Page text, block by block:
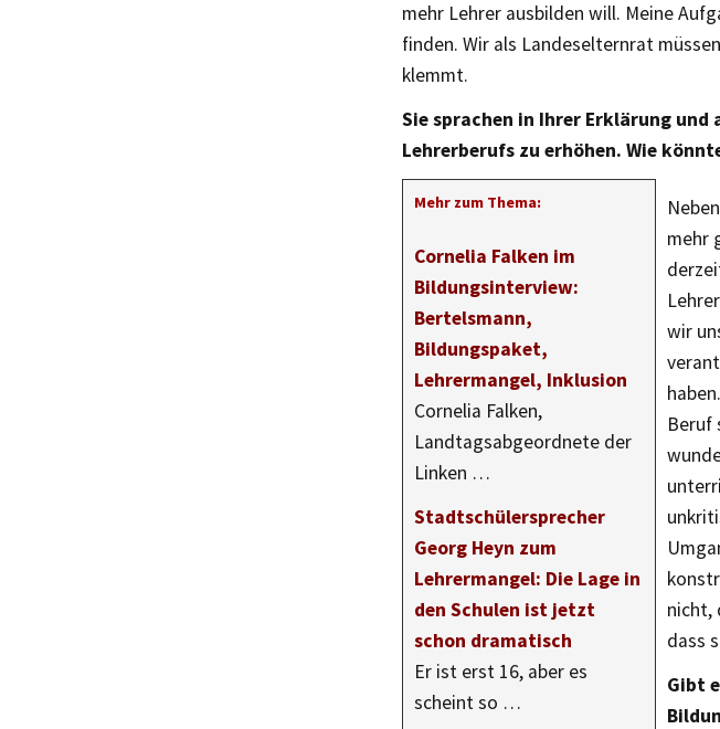
mehr Lehrer ausbilden will. Meine
finden. Wir als Landeselternrat
klemmt.
Sie sprachen in Ihrer Erklärung
Lehrerberufs zu erhöhen. Wie
Mehr zum Thema:
Cornelia Falken im
Bildungsinterview:
Bertelsmann,
Bildungspaket,
Lehrermangel, Inklusion
Cornelia Falken,
Landtagsabgeordnete der
Linken …
Stadtschülersprecher
Georg Heyn zum
Lehrermangel: Die Lage in
den Schulen ist jetzt
schon dramatisch
Er ist erst 16, aber es
scheint so …
mehr
wir
Beruf
nicht,
dass
Gibt